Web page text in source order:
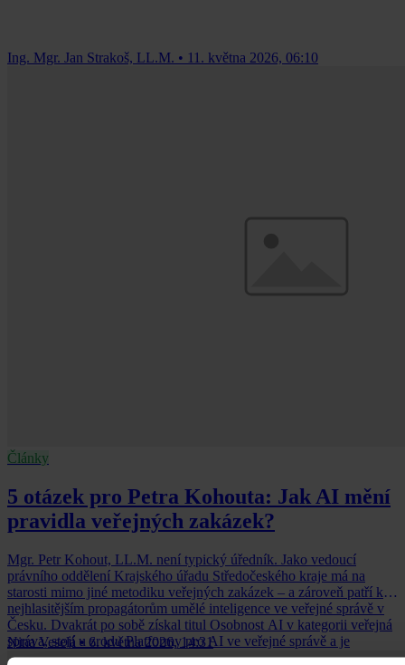
Ing. Mgr. Jan Strakoš, LL.M. • 11. května 2026, 06:10
Články
5 otázek pro Petra Kohouta: Jak AI mění
pravidla veřejných zakázek?
Mgr. Petr Kohout, LL.M. není typický úředník. Jako vedoucí
právního oddělení Krajského úřadu Středočeského kraje má na
starosti mimo jiné metodiku veřejných zakázek – a zároveň patří k
nejhlasitějším propagátorům umělé inteligence ve veřejné správě v
Česku. Dvakrát po sobě získal titul Osobnost AI v kategorii veřejná
správa, stojí u zrodu Platformy pro AI ve veřejné správě a je
spoluautorem e-booku Nástroje AI ve veřejné správě. Na Kongresu
Nina Veselá • 6. května 2026, 14:31